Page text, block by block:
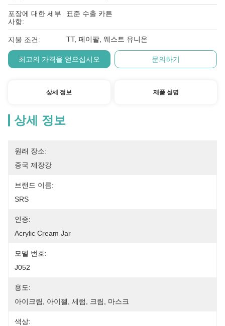
포장에 대한 세부
사항:
표준 수출 카튼
지불 조건: TT, 페이팔, 웨스트 유니온
최고의 가격을 얻으십시오 문의하기
상세 정보 제품 설명
상세 정보
원래 장소:
중국 제장강
브랜드 이름:
SRS
인증:
Acrylic Cream Jar
모델 번호:
J052
용도:
아이크림, 아이젤, 세럼, 크림, 마스크
색상: